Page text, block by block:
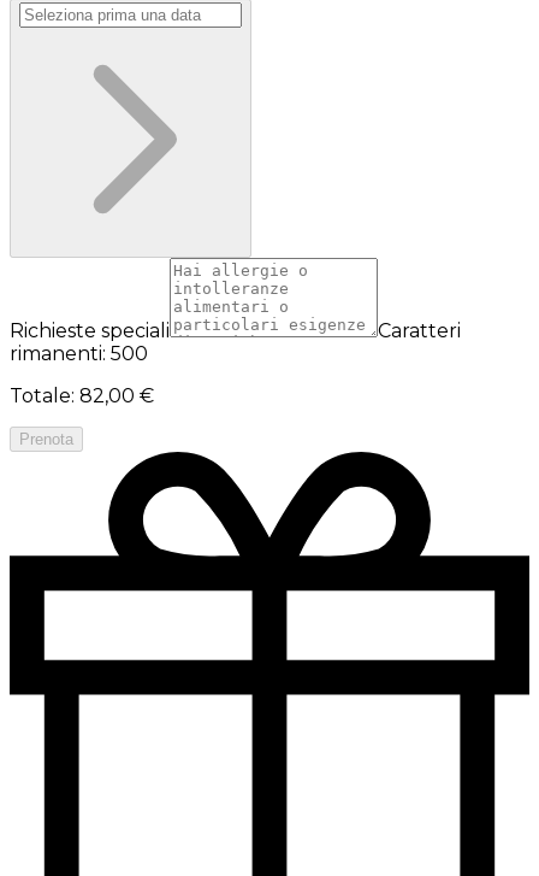
Richieste speciali
Caratteri
rimanenti: 500
Totale: 82,00 €
Prenota